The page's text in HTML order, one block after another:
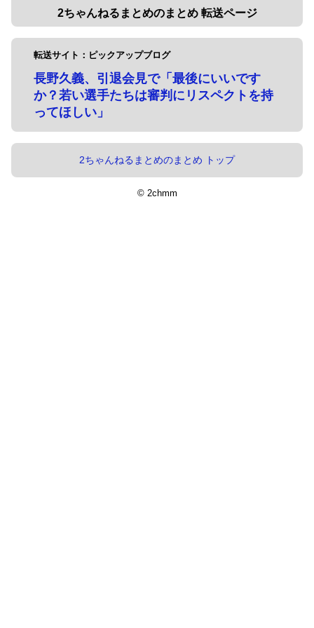
2ちゃんねるまとめのまとめ 転送ページ
転送サイト：ピックアップブログ
長野久義、引退会見で「最後にいいです
か？若い選手たちは審判にリスペクトを持
ってほしい」
2ちゃんねるまとめのまとめ トップ
© 2chmm